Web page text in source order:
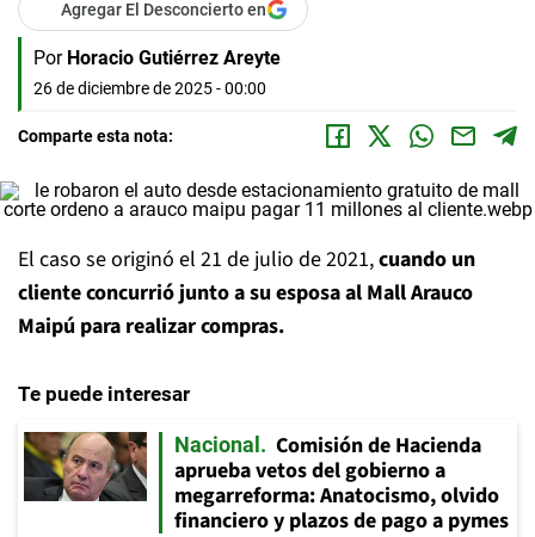
Agregar El Desconcierto en
Por Horacio Gutiérrez Areyte
26 de diciembre de 2025 - 00:00
Comparte esta nota:
El caso se originó el 21 de julio de 2021,cuando un
cliente concurrió junto a su esposa al Mall Arauco
Maipú para realizar compras.
Te puede interesar
Nacional
Comisión de Hacienda
aprueba vetos del gobierno a
megarreforma: Anatocismo, olvido
financiero y plazos de pago a pymes